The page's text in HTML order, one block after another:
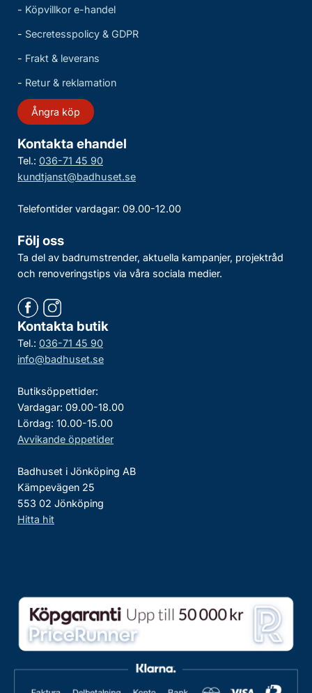
- Köpvillkor e-handel
- Secretesspolicy & GDPR
- Frakt & leverans
- Retur & reklamation
Ångra köp
Kontakta ehandel
Tel.: 036-71 45 90
kundtjanst@badhuset.se
Telefontider vardagar: 09.00-12.00
Följ oss
Ta del av badrumstrender, aktuella kampanjer, projektråd
och renoveringstips via våra sociala medier.
Kontakta butik
Tel.: 036-71 45 90
info@badhuset.se
Butiksöppettider:
Vardagar: 09.00-18.00
Lördag: 10.00-15.00
Avvikande öppetider
Badhuset i Jönköping AB
Kämpevägen 25
553 02 Jönköping
Hitta hit